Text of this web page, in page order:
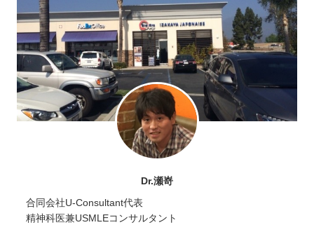
Dr.瀬嵜
合同会社U-Consultant代表
精神科医兼USMLEコンサルタント